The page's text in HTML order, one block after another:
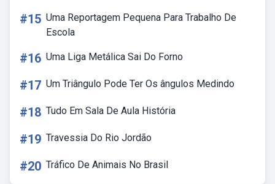
#15 Uma Reportagem Pequena Para Trabalho De
Escola
#16 Uma Liga Metálica Sai Do Forno
#17 Um Triângulo Pode Ter Os ângulos Medindo
#18 Tudo Em Sala De Aula História
#19 Travessia Do Rio Jordão
#20 Tráfico De Animais No Brasil